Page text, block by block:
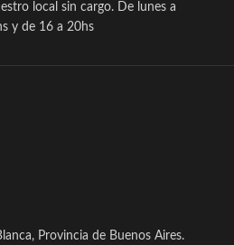
local sin cargo. De lunes a
y de 16 a 20hs
Provincia de Buenos Aires.